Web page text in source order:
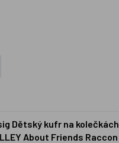
Dětský kufr na kolečkách
About Friends Raccon